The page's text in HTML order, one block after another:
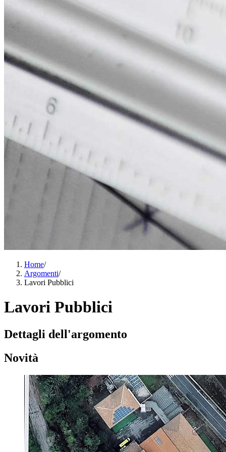
Home/
Argomenti/
Lavori Pubblici
Lavori Pubblici
Dettagli dell'argomento
Novità